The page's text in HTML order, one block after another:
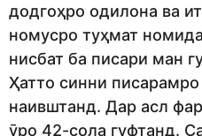
додгоҳро одилона ва
номусро туҳмат
нисбат ба писари ман
Ҳатто синни
наивштанд. Дар асл
ӯро 42-сола гуфтанд.